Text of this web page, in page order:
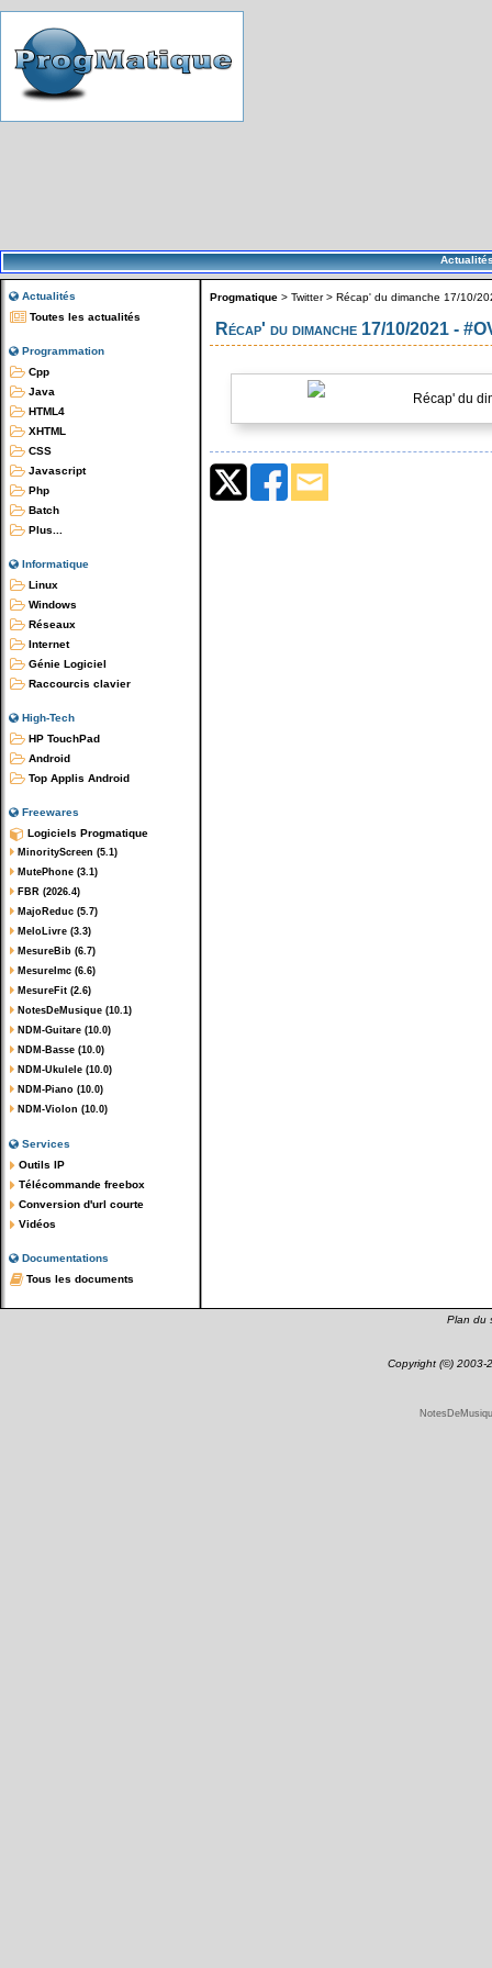
Actualités
Toutes les actualités
Programmation
Cpp
Java
HTML4
XHTML
CSS
Javascript
Php
Batch
Plus...
Informatique
Linux
Windows
Réseaux
Internet
Génie Logiciel
Raccourcis clavier
High-Tech
HP TouchPad
Android
Top Applis Android
Freewares
Logiciels Progmatique
MinorityScreen (5.1)
MutePhone (3.1)
FBR (2026.4)
MajoReduc (5.7)
MeloLivre (3.3)
MesureBib (6.7)
MesureImc (6.6)
MesureFit (2.6)
NotesDeMusique (10.1)
NDM-Guitare (10.0)
NDM-Basse (10.0)
NDM-Ukulele (10.0)
NDM-Piano (10.0)
NDM-Violon (10.0)
Services
Outils IP
Télécommande freebox
Conversion d'url courte
Vidéos
Documentations
Tous les documents
Progmatique > Twitter> Récap' du dimanche 17/10/
Récap' du dimanche 17/10/2021 -
Récap' du
Plan du
Copyright (©) 2003-